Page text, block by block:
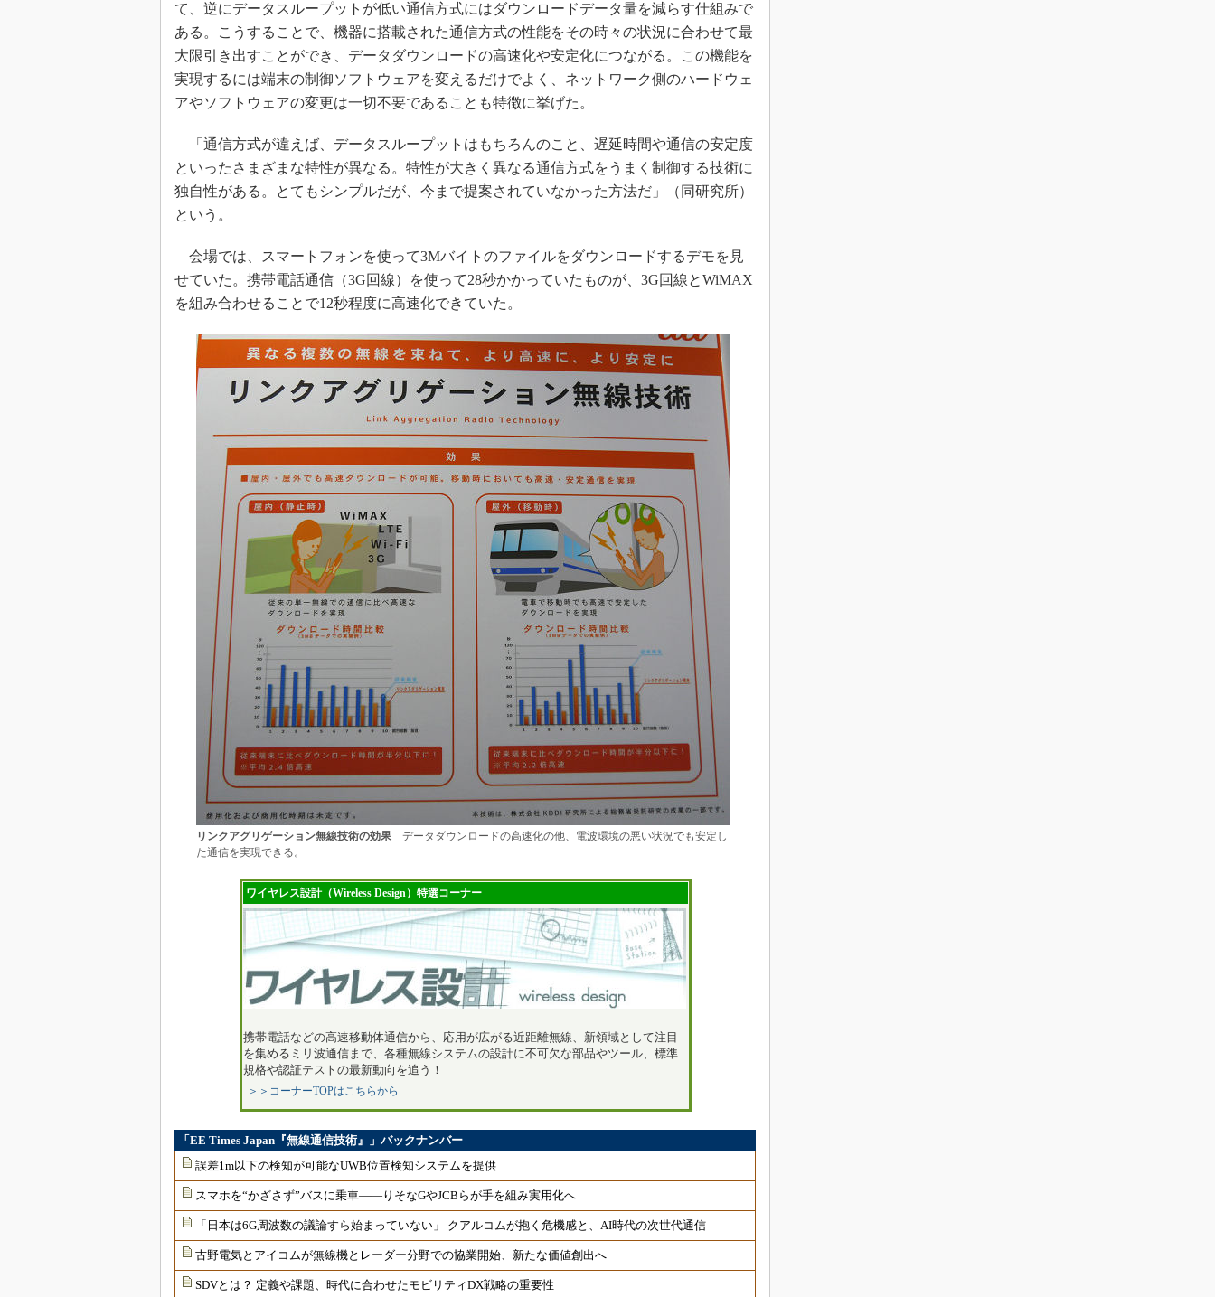
て、逆にデータスループットが低い通信方式にはダウンロードデータ量を減らす仕組みで
ある。こうすることで、機器に搭載された通信方式の性能をその時々の状況に合わせて最
大限引き出すことができ、データダウンロードの高速化や安定化につながる。この機能を
実現するには端末の制御ソフトウェアを変えるだけでよく、ネットワーク側のハードウェ
アやソフトウェアの変更は一切不要であることも特徴に挙げた。
「通信方式が違えば、データスループットはもちろんのこと、遅延時間や通信の安定度
といったさまざまな特性が異なる。特性が大きく異なる通信方式をうまく制御する技術に
独自性がある。とてもシンプルだが、今まで提案されていなかった方法だ」（同研究所）
という。
会場では、スマートフォンを使って3Mバイトのファイルをダウンロードするデモを見
せていた。携帯電話通信（3G回線）を使って28秒かかっていたものが、3G回線とWiMAX
を組み合わせることで12秒程度に高速化できていた。
リンクアグリゲーション無線技術の効果データダウンロードの高速化の他、電波環境の悪い状況でも安定し
た通信を実現できる。
ワイヤレス設計（Wireless Design）特選コーナー
携帯電話などの高速移動体通信から、応用が広がる近距離無線、新領域として注目
を集めるミリ波通信まで、各種無線システムの設計に不可欠な部品やツール、標準
規格や認証テストの最新動向を追う！
＞＞コーナーTOPはこちらから
「EE Times Japan『無線通信技術』」バックナンバー
誤差1m以下の検知が可能なUWB位置検知システムを提供
スマホを“かざさず”バスに乗車――りそなGやJCBらが手を組み実用化へ
「日本は6G周波数の議論すら始まっていない」 クアルコムが抱く危機感と、AI時代の次世代通信
古野電気とアイコムが無線機とレーダー分野での協業開始、新たな価値創出へ
SDVとは？ 定義や課題、時代に合わせたモビリティDX戦略の重要性